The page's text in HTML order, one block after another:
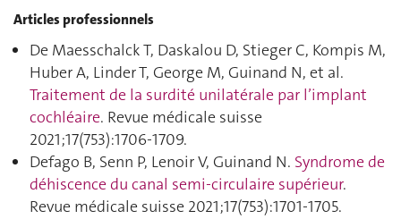
Articles professionnels
De Maesschalck T, Daskalou D, Stieger C, Kompis M,
Huber A, Linder T, George M, Guinand N, et al.
Traitement de la surdité unilatérale par l’implant
cochléaire. Revue médicale suisse
2021;17(753):1706‑1709.
Defago B, Senn P, Lenoir V, Guinand N. Syndrome de
déhiscence du canal semi-circulaire supérieur.
Revue médicale suisse 2021;17(753):1701‑1705.